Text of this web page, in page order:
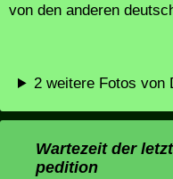
von den anderen
2 weitere Fotos von
Wartezeit der
pedition